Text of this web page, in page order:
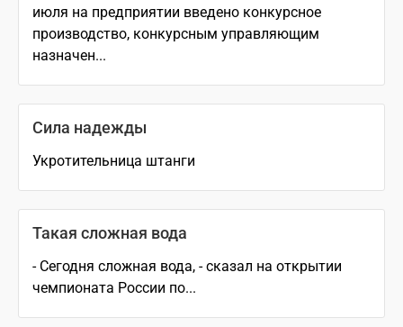
июля на предприятии введено конкурсное
производство, конкурсным управляющим
назначен...
Сила надежды
Укротительница штанги
Такая сложная вода
- Сегодня сложная вода, - сказал на открытии
чемпионата России по...